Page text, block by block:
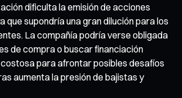
dificulta la emisión de acciones
que supondría una gran dilución para los
La compañía podría verse obligada
de compra o buscar financiación
para afrontar posibles desafíos
aumenta la presión de bajistas y